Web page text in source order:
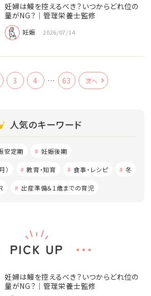
妊婦は鰻を控えるべき？いつからどれ位の
量がNG？│管理栄養士監修
妊娠 2026/07/14
3 4 … 63 次へ
人気のキーワード
安定期 妊娠後期
） 教育・知育 食事・レシピ 冬
出産準備＆1歳までの育児
PICK UP
妊婦は鰻を控えるべき？いつからどれ位の
量がNG？│管理栄養士監修